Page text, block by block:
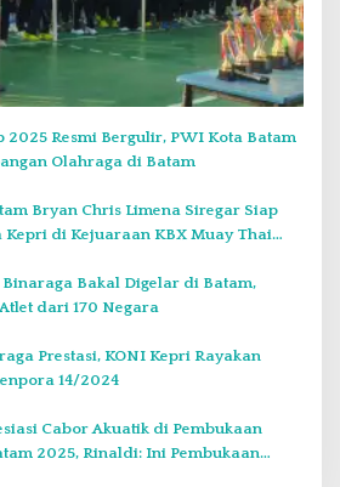
2025 Resmi Bergulir, PWI Kota Batam
Olahraga di Batam
Bryan Chris Limena Siregar Siap
di Kejuaraan KBX Muay Thai
Bakal Digelar di Batam,
dari 170 Negara
Prestasi, KONI Kepri Rayakan
14/2024
Cabor Akuatik di Pembukaan
2025, Rinaldi: Ini Pembukaan